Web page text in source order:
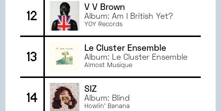
12
V V Brown
Album: Am I British Yet?
YOY Records
13
Le Cluster Ensemble
Album: Le Cluster Ensemble
Almost Musique
14
SIZ
Album: Blind
Howlin' Banana